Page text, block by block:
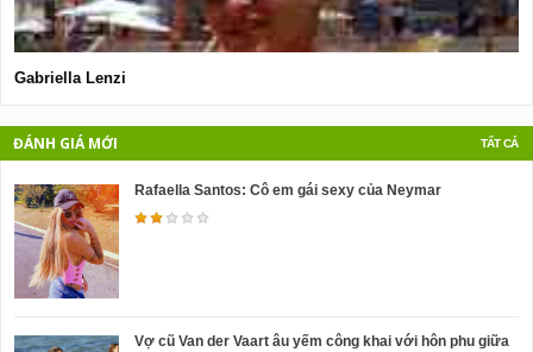
Gabriella Lenzi
TẤT CẢ
ĐÁNH GIÁ MỚI
Rafaella Santos: Cô em gái sexy của Neymar
Vợ cũ Van der Vaart âu yếm công khai với hôn phu giữa